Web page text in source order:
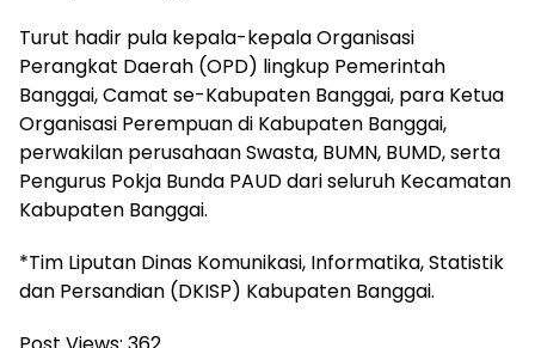
Turut hadir pula kepala-kepala Organisasi
Perangkat Daerah (OPD) lingkup Pemerintah
Banggai, Camat se-Kabupaten Banggai, para Ketua
Organisasi Perempuan di Kabupaten Banggai,
perwakilan perusahaan Swasta, BUMN, BUMD, serta
Pengurus Pokja Bunda PAUD dari seluruh Kecamatan
Kabupaten Banggai.
*Tim Liputan Dinas Komunikasi, Informatika, Statistik
dan Persandian (DKISP) Kabupaten Banggai.